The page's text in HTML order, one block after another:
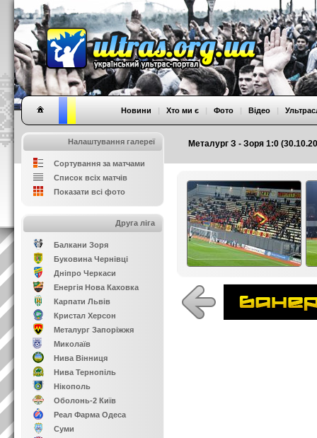
Металург З - Зоря 1:0
Новини | Хто ми є | Фото | Відео |
Налаштування галереї
Сортування за матчами
Список всіх матчів
Показати всі фото
Друга ліга
Балкани Зоря
Буковина Чернівці
Дніпро Черкаси
Енергія Нова Каховка
Карпати Львів
Кристал Херсон
Металург Запоріжжя
Миколаїв
Нива Вінниця
Нива Тернопіль
Нікополь
Оболонь-2 Київ
Реал Фарма Одеса
Суми